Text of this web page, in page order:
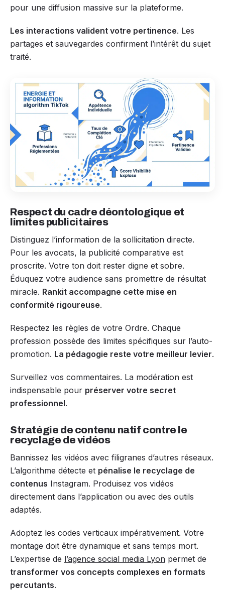
pour une diffusion massive sur la plateforme.
Les interactions valident votre pertinence. Les
partages et sauvegardes confirment l’intérêt du sujet
traité.
Respect du cadre déontologique et
limites publicitaires
Distinguez l’information de la sollicitation directe.
Pour les avocats, la publicité comparative est
proscrite. Votre ton doit rester digne et sobre.
Éduquez votre audience sans promettre de résultat
miracle. Rankit accompagne cette mise en
conformité rigoureuse.
Respectez les règles de votre Ordre. Chaque
profession possède des limites spécifiques sur l’auto-
promotion. La pédagogie reste votre meilleur levier.
Surveillez vos commentaires. La modération est
indispensable pour préserver votre secret
professionnel.
Stratégie de contenu natif contre le
recyclage de vidéos
Bannissez les vidéos avec filigranes d’autres réseaux.
L’algorithme détecte et pénalise le recyclage de
contenus Instagram. Produisez vos vidéos
directement dans l’application ou avec des outils
adaptés.
Adoptez les codes verticaux impérativement. Votre
montage doit être dynamique et sans temps mort.
L’expertise de l’agence social media Lyon permet de
transformer vos concepts complexes en formats
percutants.